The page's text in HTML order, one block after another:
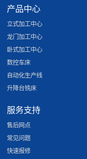
产品中心
立式加工中心
龙门加工中心
卧式加工中心
数控车床
自动化生产线
升降台铣床
服务支持
售后网点
常见问题
快速报修